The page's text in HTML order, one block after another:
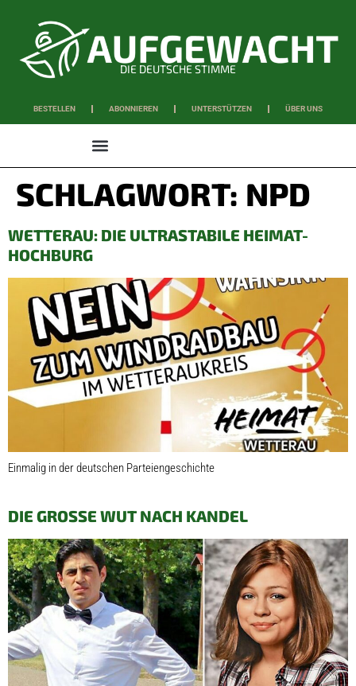
DIE DEUTSCHE STIMME
BESTELLEN ABONNIEREN UNTERSTÜTZEN ÜBER UNS
SCHLAGWORT: NPD
WETTERAU: DIE ULTRASTABILE HEIMAT-
HOCHBURG
Einmalig in der deutschen Parteiengeschichte
DIE GROSSE WUT NACH KANDEL